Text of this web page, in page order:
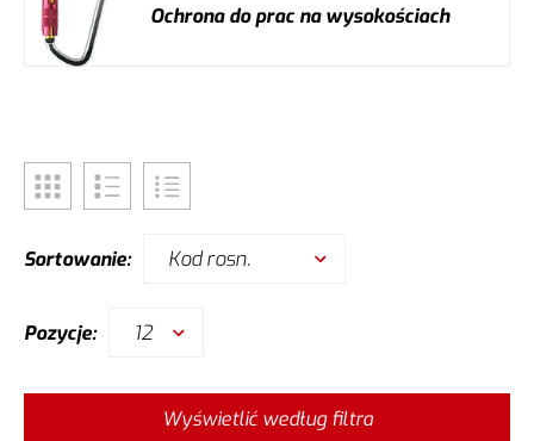
Ochrona do prac na wysokościach
Sortowanie: Kod rosn.
Pozycje: 12
Wyświetlić według filtra